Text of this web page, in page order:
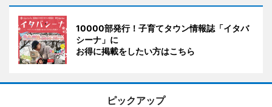
10000部発行！子育てタウン情報誌「イタバ
シーナ」に
お得に掲載をしたい方はこちら
ピックアップ